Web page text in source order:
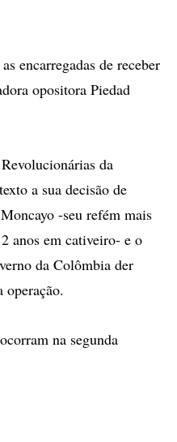
encarregadas de receber
opositora Piedad
da
a sua decisão de
-seu refém mais
anos em cativeiro- e o
da Colômbia der
operação.
na segunda